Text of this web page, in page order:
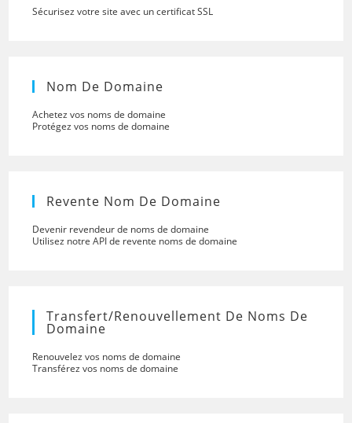
Sécurisez votre site avec un certificat SSL
Nom De Domaine
Achetez vos noms de domaine
Protégez vos noms de domaine
Revente Nom De Domaine
Devenir revendeur de noms de domaine
Utilisez notre API de revente noms de domaine
Transfert/renouvellement De Noms De
Domaine
Renouvelez vos noms de domaine
Transférez vos noms de domaine